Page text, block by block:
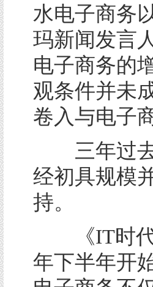
水电子商务
玛新闻发言
电子商务的
观条件并未
卷入与电子
三年过去
经初具规模
持。
《IT时代
年下半年开